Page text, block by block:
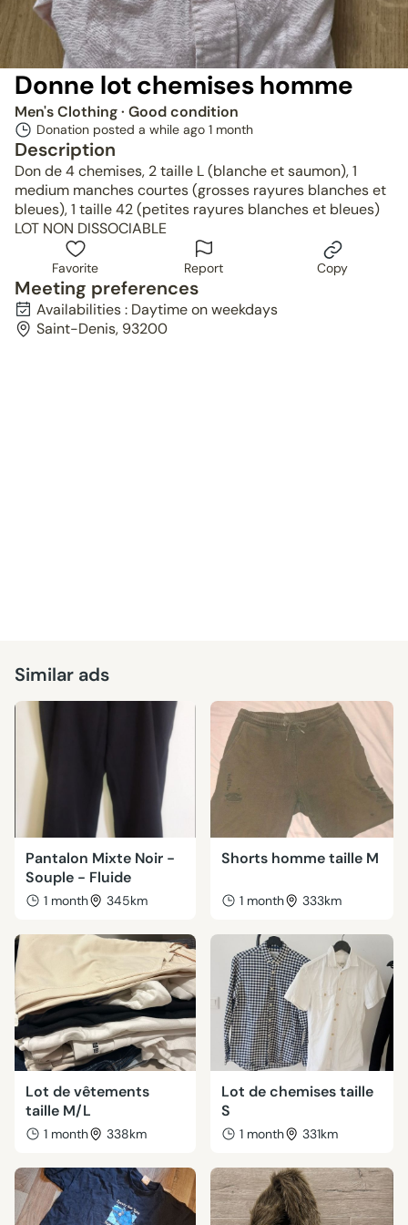
Donne lot chemises homme
Men's Clothing· Good condition
Donation posted a while ago 1 month
Description
Don de 4 chemises, 2 taille L (blanche et saumon), 1
medium manches courtes (grosses rayures blanches et
bleues), 1 taille 42 (petites rayures blanches et bleues)
LOT NON DISSOCIABLE
Favorite Report Copy
Meeting preferences
Availabilities : Daytime on weekdays
Saint-Denis, 93200
Similar ads
Pantalon Mixte Noir -
Souple - Fluide
1 month 345km
Shorts homme taille M
1 month 333km
Lot de vêtements
taille M/L
1 month 338km
Lot de chemises taille
S
1 month 331km